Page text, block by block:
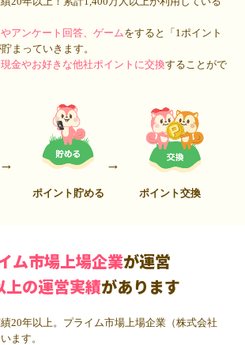
アンケート回答、ゲームをすると「1ポイント
まっていきます。
現金やお好きな他社ポイントに交換することがで
ポイント貯める ポイント交換
ム市場上場企業が運営
上の運営実績があります
20年以上。プライム市場上場企業（株式会社
ます。